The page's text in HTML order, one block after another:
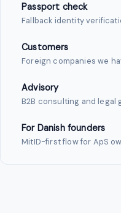
Passport check
Fallback identity
Customers
Foreign companies we
Advisory
B2B consulting and legal
For Danish founders
MitID-first flow for ApS